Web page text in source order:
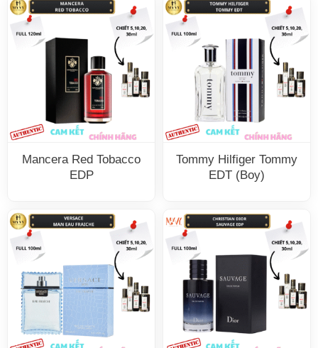
Mancera Red Tobacco
EDP
Tommy Hilfiger Tommy
EDT (Boy)